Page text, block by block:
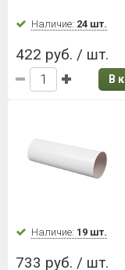
Наличие: 24 шт.
422 руб. / шт.
В
Наличие: 19 шт.
733 руб. / шт.